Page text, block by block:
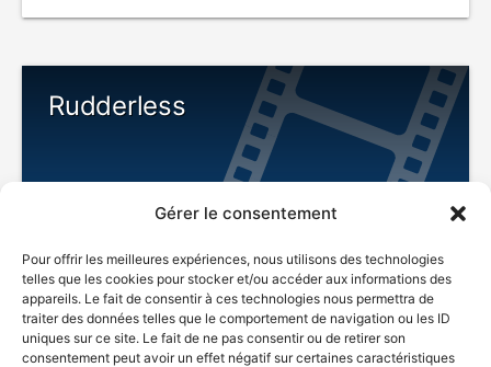
Gérer le consentement
Pour offrir les meilleures expériences, nous utilisons des technologies
telles que les cookies pour stocker et/ou accéder aux informations des
appareils. Le fait de consentir à ces technologies nous permettra de
traiter des données telles que le comportement de navigation ou les ID
uniques sur ce site. Le fait de ne pas consentir ou de retirer son
consentement peut avoir un effet négatif sur certaines caractéristiques
Rudderless
AUX JEUNES
ENFANTS
2013 Drame